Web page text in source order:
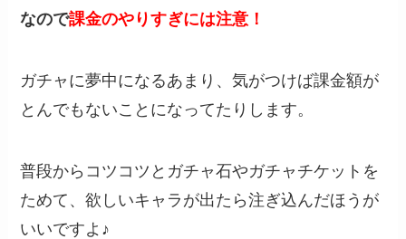
なので課金のやりすぎには注意！
ガチャに夢中になるあまり、気がつけば課金額が
とんでもないことになってたりします。
普段からコツコツとガチャ石やガチャチケットを
ためて、欲しいキャラが出たら注ぎ込んだほうが
いいですよ♪